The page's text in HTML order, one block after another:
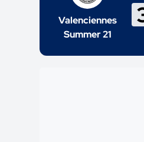
Valenciennes
Summer 21